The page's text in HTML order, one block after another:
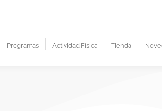
Programas Actividad Física Tienda